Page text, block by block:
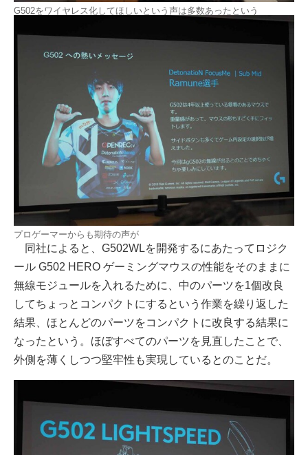
G502をワイヤレス化してほしいという声は多数あったという
プロゲーマーからも期待の声が
同社によると、G502WLを開発するにあたってロジク
ール G502 HERO ゲーミングマウスの性能をそのままに
無線モジュールを入れるために、中のパーツを1個改良
してちょっとコンパクトにするという作業を繰り返した
結果、ほとんどのパーツをコンパクトに改良する結果に
なったという。ほぼすべてのパーツを見直したことで、
外側を薄くしつつ堅牢性も実現しているとのことだ。